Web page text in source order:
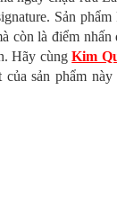
Sản
còn là điểm nhấn
Hãy cùngKim
sản phẩm